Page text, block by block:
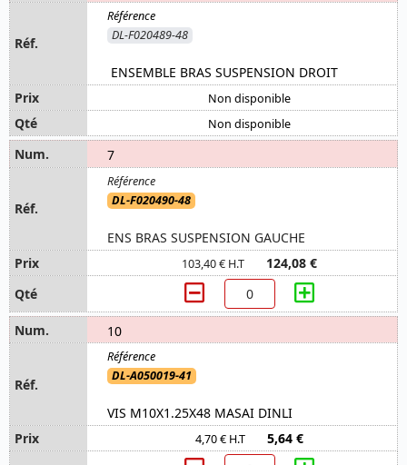
DL-F020489-48
ENSEMBLE BRAS SUSPENSION DROIT
Non disponible
Non disponible
7
DL-F020490-48
ENS BRAS SUSPENSION GAUCHE
103,40 € H.T 124,08 €
10
DL-A050019-41
VIS M10X1.25X48 MASAI DINLI
4,70 € H.T 5,64 €